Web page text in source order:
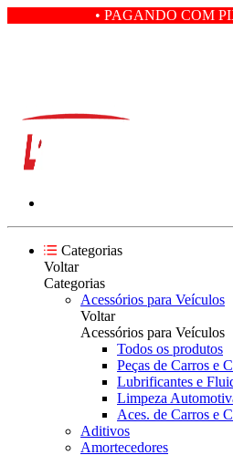
• PAGANDO COM
Categorias
Voltar
Categorias
Acessórios para Veículos
Voltar
Acessórios para Veículos
Todos os produtos
Peças de Carros e
Lubrificantes e
Limpeza
Aces. de Carros e
Aditivos
Amortecedores